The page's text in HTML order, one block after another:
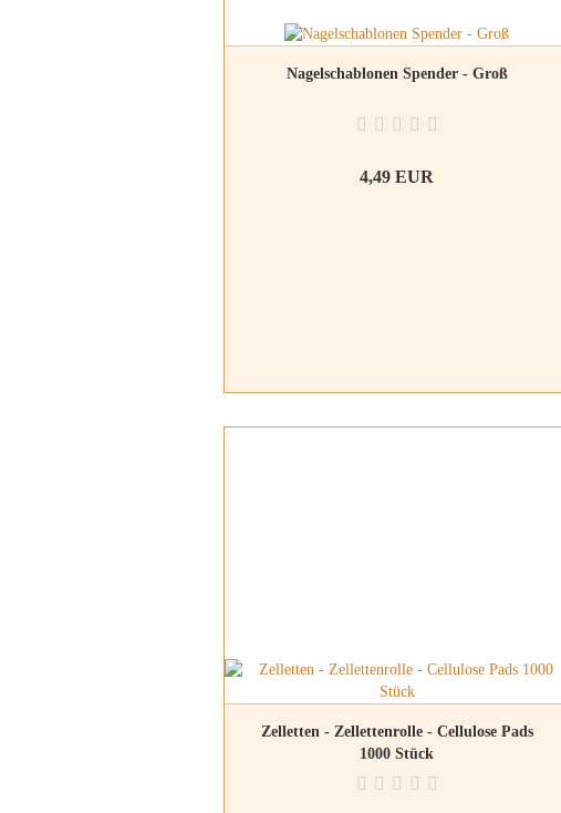
Nagelschablonen Spender - Groß
4,49 EUR
Zelletten - Zellettenrolle - Cellulose Pads
1000 Stück